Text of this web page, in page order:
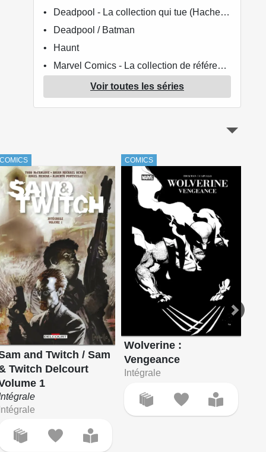
Deadpool - La collection qui tue (Hachette)
Deadpool / Batman
Haunt
Marvel Comics - La collection de référence
Le meilleur de DC Comics
Nightwing (Higgins)
Thanos : La Trilogie de l'infini
Urban Previews
Wolverine : Vengeance
X-Men - La Collection Mutante
Voir toutes les séries
COMICS
and Twitch / Sam
Twitch Delcourt
1
Intégrale
COMICS
Wolverine :
Vengeance
Intégrale